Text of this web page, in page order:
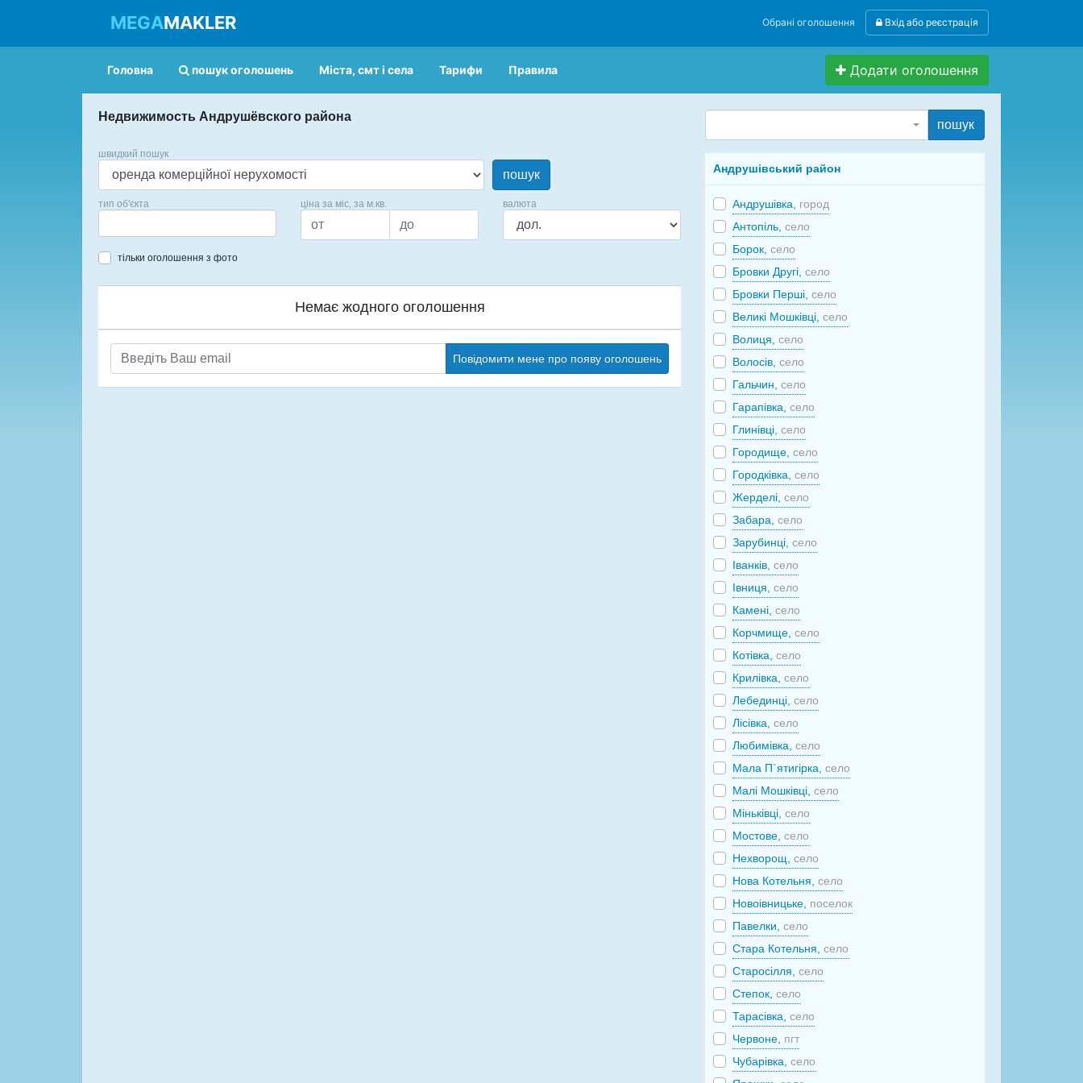
MEGAMAKLER Обрані оголошення Вхід або реєстрація
Головна пошук оголошень Міста, смт і села Тарифи Правила Додати оголошення
Недвижимость Андрушёвского района
швидкий пошук
пошук
тип об'єкта ціна за міс, за м.кв. валюта
тільки оголошення з фото
Немає жодного оголошення
Повідомити мене про появу оголошень
пошук
Андрушівський район
Андрушівка, город
Антопіль,село
Борок,село
Бровки Другі,село
Бровки Перші,село
Великі Мошківці,село
Волиця,село
Волосів,село
Гальчин,село
Гарапівка,село
Глинівці,село
Городище,село
Городківка,село
Жерделі,село
Забара,село
Зарубинці,село
Іванків,село
Івниця,село
Камені,село
Корчмище,село
Котівка,село
Крилівка,село
Лебединці,село
Лісівка,село
Любимівка,село
Мала П`ятигірка,село
Малі Мошківці,село
Міньківці,село
Мостове,село
Нехворощ,село
Нова Котельня,село
Новоівницьке, поселок
Павелки,село
Стара Котельня,село
Старосілля,село
Степок,село
Тарасівка,село
Червоне, пгт
Чубарівка,село